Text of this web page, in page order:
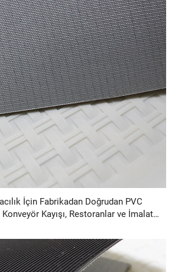
İçin Fabrikadan Doğrudan PVC
Kayışı, Restoranlar ve İmalat